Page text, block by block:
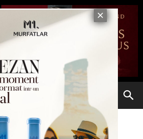
din România Ultima oră